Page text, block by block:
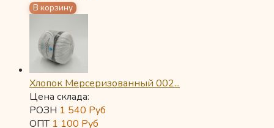
Хлопок Мерсеризованный 002...
Цена склада:
РОЗН 1 540 Руб
ОПТ 1 100 Руб